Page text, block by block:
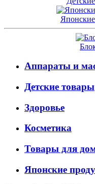
Аппараты и
Детские товары
Здоровье
Косметика
Товары для
Японские